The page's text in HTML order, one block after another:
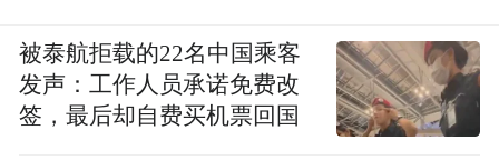
被泰航拒载的22名中国乘客
发声：工作人员承诺免费改
签，最后却自费买机票回国